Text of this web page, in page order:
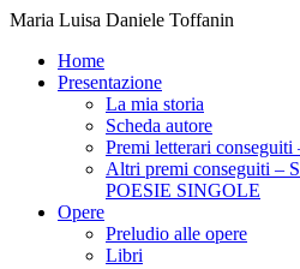
Maria Luisa Daniele Toffanin
Home
Presentazione
La mia storia
Scheda autore
Premi letterari
Altri premi conseguiti –
POESIE SINGOLE
Opere
Preludio alle opere
Libri